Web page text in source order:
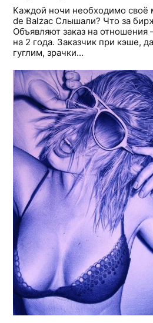
Каждой ночи необходимо своё
de Balzac Слышали? Что за
Объявляют заказ на отношения
на 2 года. Заказчик при кэше,
гуглим, зрачки...